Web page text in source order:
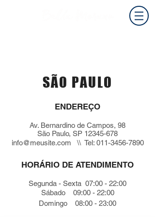
SÃO PAULO
ENDEREÇO
Av. Bernardino de Campos, 98
São Paulo, SP 12345-678
info@meusite.com \\ Tel: 011-3456-7890
HORÁRIO DE ATENDIMENTO
Segunda - Sexta 07:00 - 22:00
Sábado 09:00 - 22:00
Domingo 08:00 - 23:00